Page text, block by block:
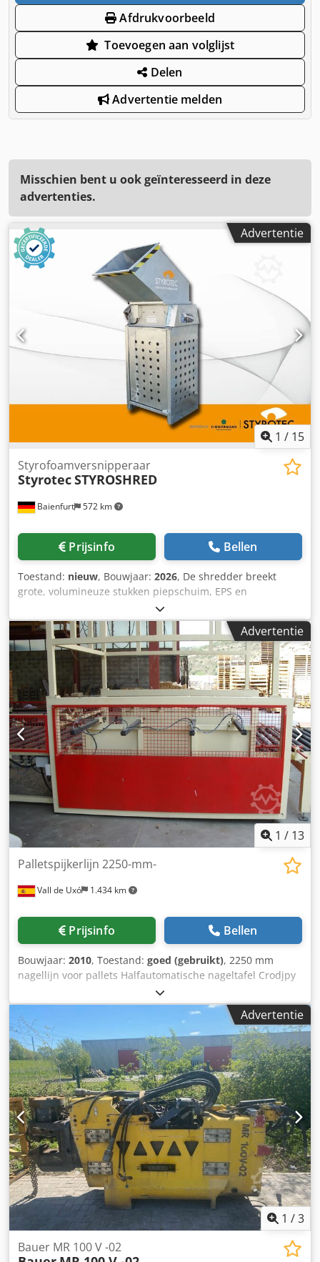
Afdrukvoorbeeld
Toevoegen aan volglijst
Delen
Advertentie melden
Misschien bent u ook geïnteresseerd in deze
advertenties.
Advertentie
1 / 15
Baienfurt 572 km
Styrofoamversnipperaar
StyrotecSTYROSHRED
Prijsinfo Bellen
Toestand: nieuw, Bouwjaar: 2026, De shredder breekt
grote, volumineuze stukken piepschuim, EPS en
vergelijkbare materialen met een maximale dichtheid van
30 kg/m³ in kleine stukken. De versnipperaar verkleint het
volume met ongeveer 65%. Hierdoor is de machine
uitermate geschikt voor gebruik in industriële en
ambachtelijke bedrijven, maar ook voor de groot- en
detailhandel met polystyreen verpakkingsmateriaal.
Crsdpfxexlzkre Agqsf doorvoer: Zeef 10 mm: ca. 3 m³/u
Zeef 20 mm: ca. 8 m³/u Zeef 30 mm: ca. 13 m³/u Zeef 40
mm: ca. 18 m³/u Zeef 50 mm: ca. 23 m³/u Afhankelijk van
de zeefset kunt u door het versnipperen van uw
piepschuimresten een volumevermindering van 3:1
bereiken. Op aanvraag zijn ook maatwerkproducten
leverbaar. De BTW wordt apart op de factuur vermeld.
Verzending binnen Duitsland inbegrepen, eilanden tegen
betaling. Als u vragen heeft, neem dan gerust contact met
ons op.
Advertentie
1 / 13
Vall de Uxó 1.434 km
Palletspijkerlijn 2250-mm-
Prijsinfo Bellen
Bouwjaar: 2010, Toestand: goed (gebruikt), 2250 mm
nagellijn voor pallets Halfautomatische nageltafel Crodjpy
H Erjpfx Agqsf Draaier + (optionele marker) Stapelaar
(maximaal 3000 mm) Overslag
Advertentie
1 /3
Bauer MR 100 V -02